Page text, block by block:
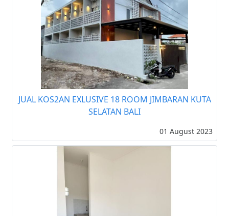
JUAL KOS2AN EXLUSIVE 18 ROOM JIMBARAN KUTA
SELATAN BALI
01 August 2023